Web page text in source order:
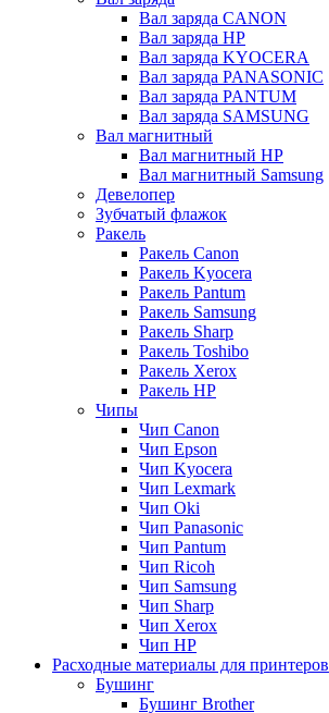
Вал заряда CANON
Вал заряда HP
Вал заряда KYOCERA
Вал заряда PANASONIC
Вал заряда PANTUM
Вал заряда SAMSUNG
Вал магнитный
Вал магнитный HP
Вал магнитный Samsung
Девелопер
Зубчатый флажок
Ракель
Ракель Canon
Ракель Kyocera
Ракель Pantum
Ракель Samsung
Ракель Sharp
Ракель Toshibo
Ракель Xerox
Ракель НР
Чипы
Чип Canon
Чип Epson
Чип Kyocera
Чип Lexmark
Чип Oki
Чип Panasonic
Чип Pantum
Чип Ricoh
Чип Samsung
Чип Sharp
Чип Xerox
Чип НР
Расходные материалы для принтеров
Бушинг
Бушинг Brother